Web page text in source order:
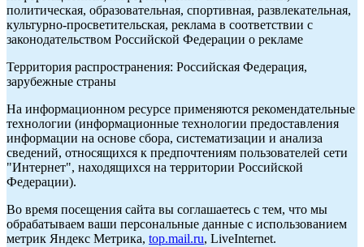
политическая, образовательная, спортивная, развлекательная,
культурно-просветительская, реклама в соответствии с
законодательством Российской Федерации о рекламе
Территория распространения: Российская Федерация,
зарубежные страны
На информационном ресурсе применяются рекомендательные
технологии (информационные технологии предоставления
информации на основе сбора, систематизации и анализа
сведений, относящихся к предпочтениям пользователей сети
"Интернет", находящихся на территории Российской
Федерации).
Во время посещения сайта вы соглашаетесь с тем, что мы
обрабатываем ваши персональные данные с использованием
метрик Яндекс Метрика, top.mail.ru, LiveInternet.